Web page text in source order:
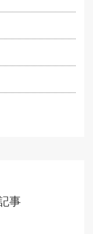
事